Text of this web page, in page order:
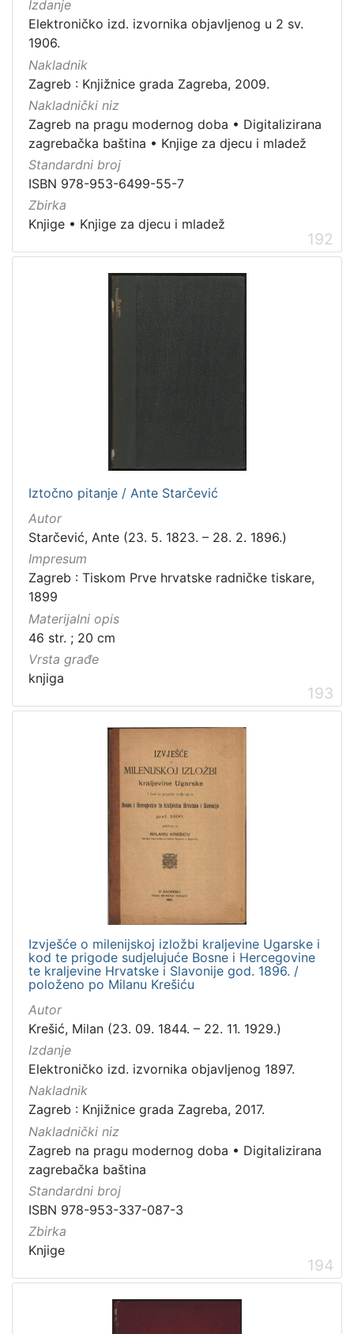
Izdanje
Elektroničko izd. izvornika objavljenog u 2 sv.
1906.
Nakladnik
Zagreb : Knjižnice grada Zagreba, 2009.
Nakladnički niz
Zagreb na pragu modernog doba • Digitalizirana
zagrebačka baština • Knjige za djecu i mladež
Standardni broj
ISBN 978-953-6499-55-7
Zbirka
Knjige • Knjige za djecu i mladež
192
Iztočno pitanje / Ante Starčević
Autor
Starčević, Ante (23. 5. 1823. – 28. 2. 1896.)
Impresum
Zagreb : Tiskom Prve hrvatske radničke tiskare,
1899
Materijalni opis
46 str. ; 20 cm
Vrsta građe
knjiga
193
Izvješće o milenijskoj izložbi kraljevine Ugarske i
kod te prigode sudjelujuće Bosne i Hercegovine
te kraljevine Hrvatske i Slavonije god. 1896. /
položeno po Milanu Krešiću
Autor
Krešić, Milan (23. 09. 1844. – 22. 11. 1929.)
Izdanje
Elektroničko izd. izvornika objavljenog 1897.
Nakladnik
Zagreb : Knjižnice grada Zagreba, 2017.
Nakladnički niz
Zagreb na pragu modernog doba • Digitalizirana
zagrebačka baština
Standardni broj
ISBN 978-953-337-087-3
Zbirka
Knjige
194